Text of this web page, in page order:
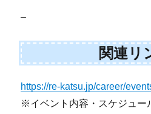
–
関連リ
https://re-katsu.jp/career/
※イベント内容・スケジュー